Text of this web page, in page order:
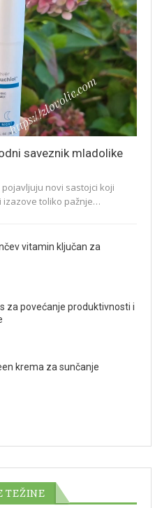
saveznik mladolike
novi sastojci koji
izazove toliko pažnje…
vitamin ključan za
za povećanje produktivnosti i
krema za sunčanje
TEŽINE